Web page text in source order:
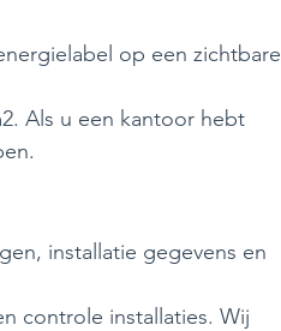
op een zichtbare
Als u een kantoor hebt
installatie gegevens en
controle installaties. Wij